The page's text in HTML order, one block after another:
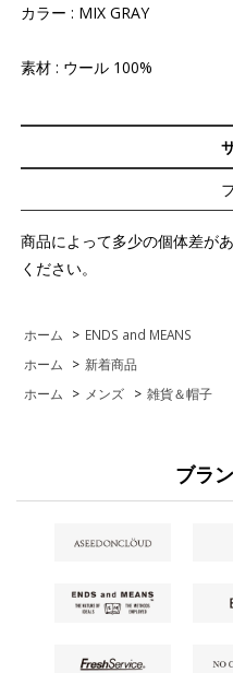
カラー : MIX GRAY
素材 : ウール 100%
商品によって多少の個体差が
ください。
ホーム > ENDS and MEANS
ホーム
> 新着商品
ホーム
> メンズ > 雑貨＆帽子
ブラ